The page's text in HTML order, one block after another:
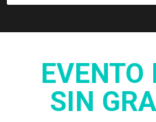
EVENTO
SIN